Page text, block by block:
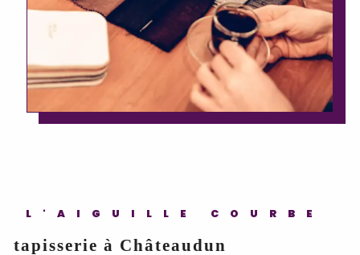
L'AIGUILLE COURBE
tapisserie à Châteaudun